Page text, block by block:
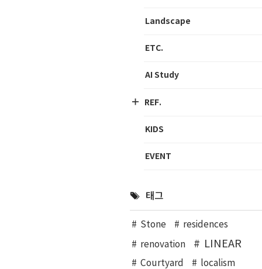
Landscape
ETC.
AI Study
REF.
KIDS
EVENT
태그
Stone
residences
renovation
LINEAR
Courtyard
localism